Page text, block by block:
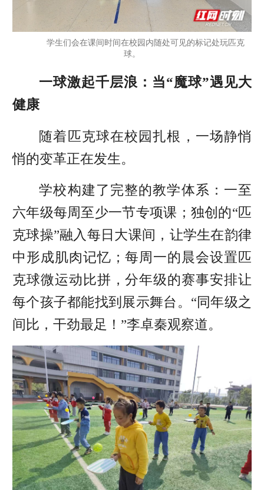
学生们会在课间时间在校园内随处可见的标记处玩匹克
球。
一球激起千层浪：当“魔球”遇见大
健康
随着匹克球在校园扎根，一场静悄
悄的变革正在发生。
学校构建了完整的教学体系：一至
六年级每周至少一节专项课；独创的“匹
克球操”融入每日大课间，让学生在韵律
中形成肌肉记忆；每周一的晨会设置匹
克球微运动比拼，分年级的赛事安排让
每个孩子都能找到展示舞台。“同年级之
间比，干劲最足！”李卓秦观察道。